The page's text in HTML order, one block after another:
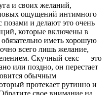
и своих желаний,
ощущений интимного
и делают это очень
которые включены в
иметь хорошую
всего лишь желание,
Скучный секс — это
или поздно, он перестает
обычным
протекает рутинно и
свое внимание на